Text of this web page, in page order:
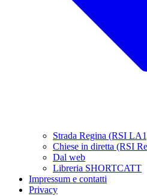
Strada Regina (RSI
Chiese in diretta (RSI
Dal web
Libreria SHORTCATT
Impressum e contatti
Privacy